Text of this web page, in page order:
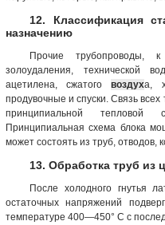
12. Классификация
назначению
Прочие трубопроводы,
золоудаления, технической
ацетилена, сжатоговоздуха,
продувочные и спуски. Связь
принципиальной тепловой
Принципиальная схема блока
может состоять из труб, отводов,
13. Обработка труб из
После холодного гнутья
остаточных напряжений
температуре 400—450° С с